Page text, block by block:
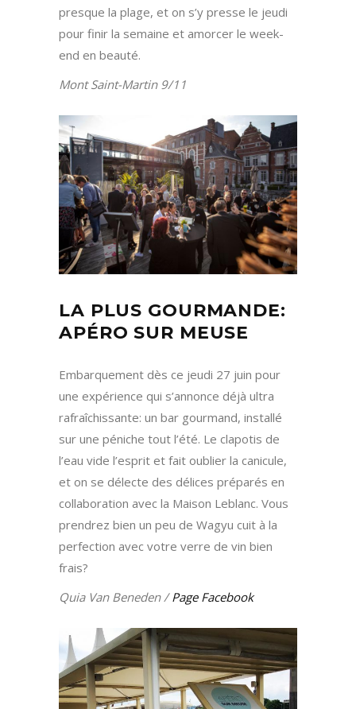
presque la plage, et on s’y presse le jeudi
pour finir la semaine et amorcer le week-
end en beauté.
Mont Saint-Martin 9/11
LA PLUS GOURMANDE:
APÉRO SUR MEUSE
Embarquement dès ce jeudi 27 juin pour
une expérience qui s’annonce déjà ultra
rafraîchissante: un bar gourmand, installé
sur une péniche tout l’été. Le clapotis de
l’eau vide l’esprit et fait oublier la canicule,
et on se délecte des délices préparés en
collaboration avec la Maison Leblanc. Vous
prendrez bien un peu de Wagyu cuit à la
perfection avec votre verre de vin bien
frais?
Quia Van Beneden /Page Facebook